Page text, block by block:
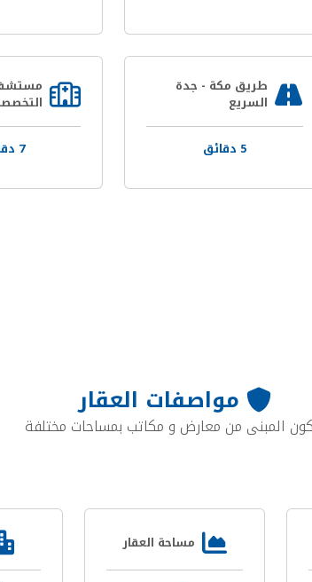
طريق مكة - جدة
السريع
5 دقائق 7 دقائق
مواصفات العقار
المبنى من معارض و مكاتب بمساحات مختلفة
مساحة العقار